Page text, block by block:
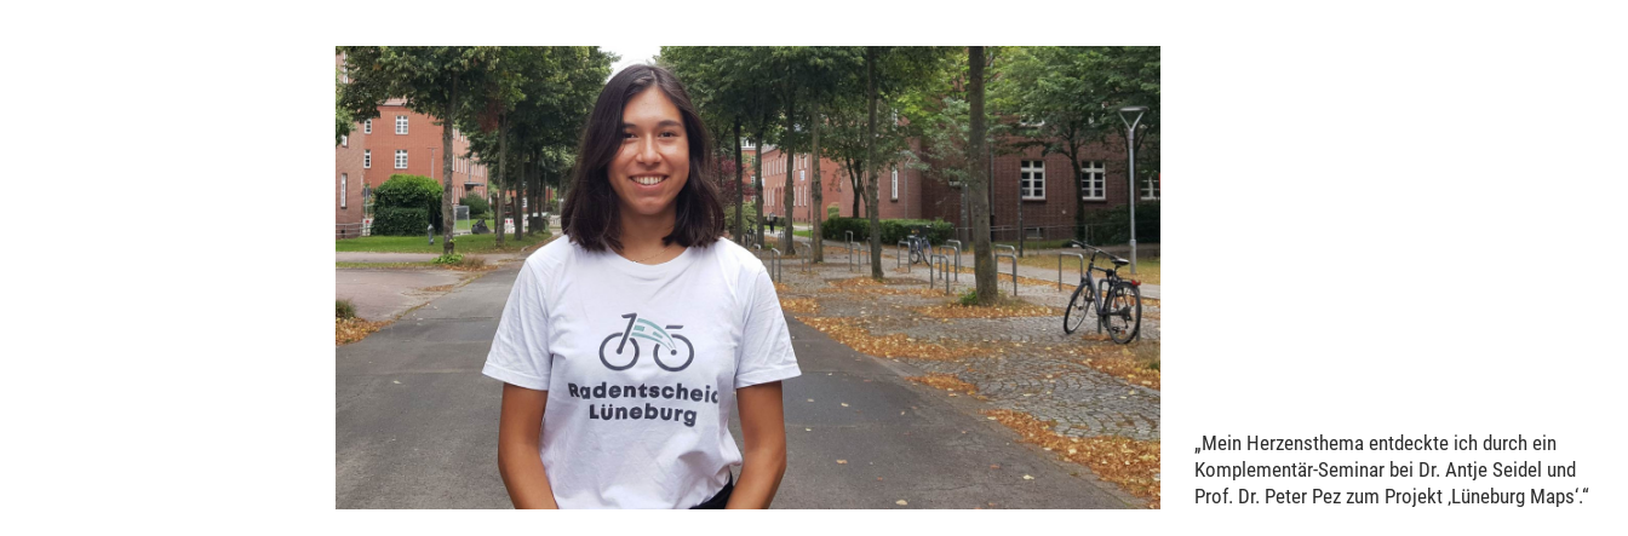
„Mein Herzensthema entdeckte ich durch ein
Komplementär-Seminar bei Dr. Antje Seidel und
Prof. Dr. Peter Pez zum Projekt ‚Lüneburg Maps‘.“